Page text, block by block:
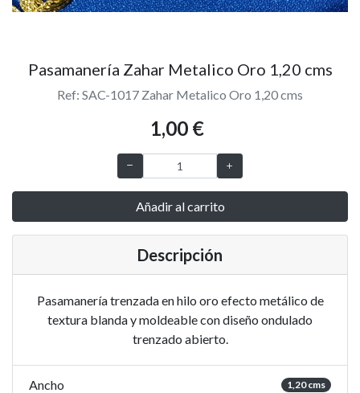
Pasamanería Zahar Metalico Oro 1,20 cms
Ref: SAC-1017 Zahar Metalico Oro 1,20 cms
1,00 €
Añadir al carrito
Descripción
Pasamanería trenzada en hilo oro efecto metálico de
textura blanda y moldeable con diseño ondulado
trenzado abierto.
Ancho 1,20 cms